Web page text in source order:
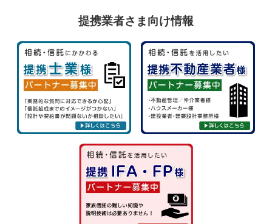
提携業者さま向け情報